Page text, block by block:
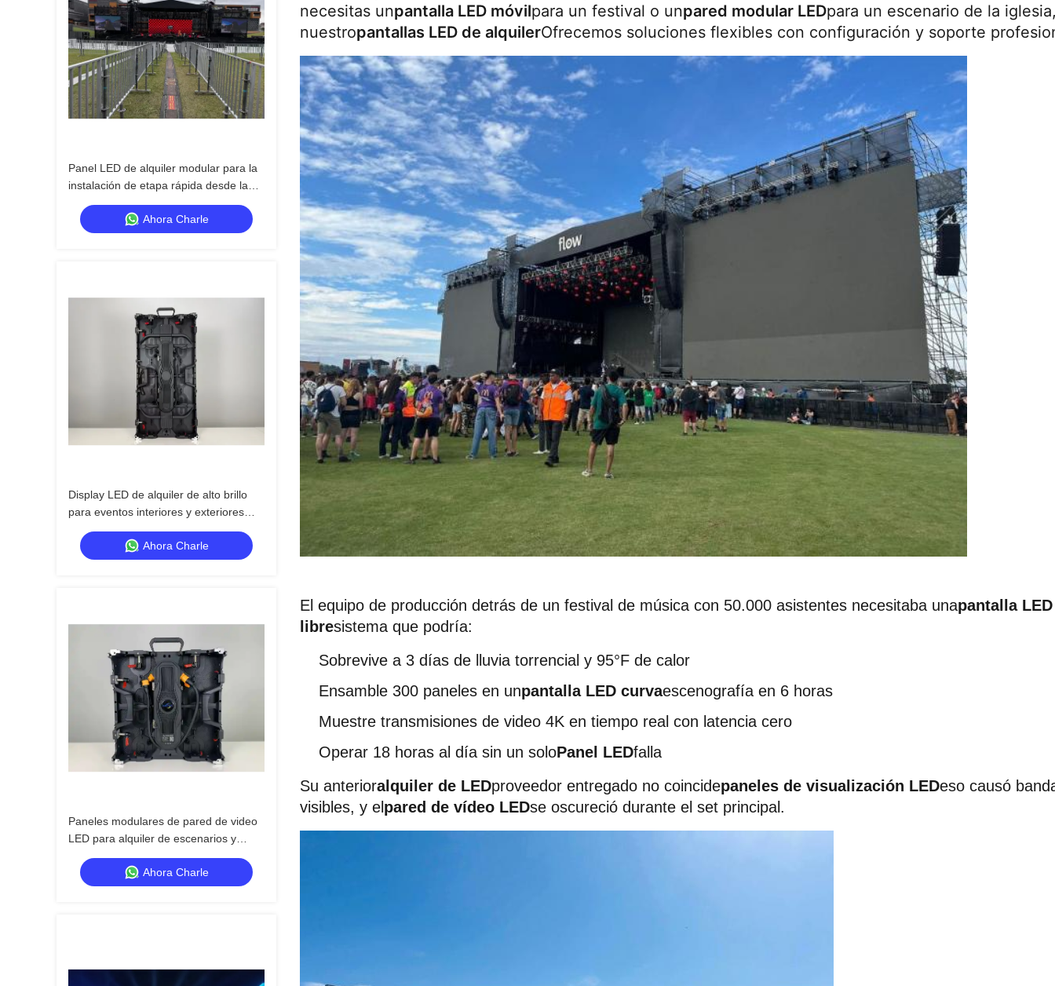
Panel LED de alquiler modular para la
instalación de etapa rápida desde la
guía visual
Ahora Charle
Display LED de alquiler de alto brillo
para eventos interiores y exteriores
desde Guía Visual
Ahora Charle
Paneles modulares de pared de video
LED para alquiler de escenarios y
espectáculos itinerantes
Ahora Charle
necesitas unpantalla LED móvilpara un festival o unpared modular LEDpara un escenario de la
nuestropantallas LED de alquilerOfrecemos soluciones flexibles con configuración y soporte
El equipo de producción detrás de un festival de música con 50.000 asistentes necesitaba unapantalla
libresistema que podría:
Sobrevive a 3 días de lluvia torrencial y 95°F de calor
Ensamble 300 paneles en unpantalla LED curvaescenografía en 6 horas
Muestre transmisiones de video 4K en tiempo real con latencia cero
Operar 18 horas al día sin un soloPanel LEDfalla
Su anterioralquiler de LEDproveedor entregado no coincidepaneles de visualización LEDeso causó
visibles, y elpared de vídeo LEDse oscureció durante el set principal.